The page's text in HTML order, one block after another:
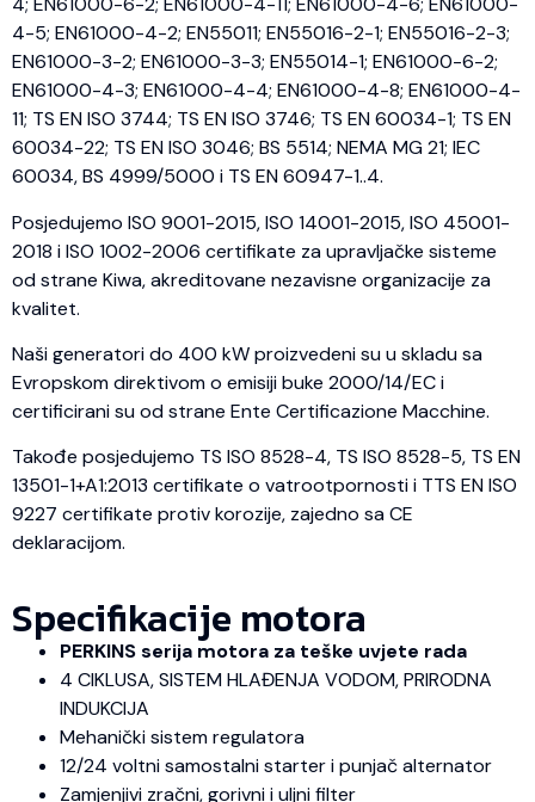
4-5; EN61000-4-2; EN55011; EN55016-2-1; EN55016-2-3;
EN61000-3-2; EN61000-3-3; EN55014-1; EN61000-6-2;
EN61000-4-3; EN61000-4-4; EN61000-4-8; EN61000-4-
11; TS EN ISO 3744; TS EN ISO 3746; TS EN 60034-1; TS EN
60034-22; TS EN ISO 3046; BS 5514; NEMA MG 21; IEC
60034, BS 4999/5000 i TS EN 60947-1..4.
Posjedujemo ISO 9001-2015, ISO 14001-2015, ISO 45001-
2018 i ISO 1002-2006 certifikate za upravljačke sisteme
od strane Kiwa, akreditovane nezavisne organizacije za
kvalitet.
Naši generatori do 400 kW proizvedeni su u skladu sa
Evropskom direktivom o emisiji buke 2000/14/EC i
certificirani su od strane Ente Certificazione Macchine.
Takođe posjedujemo TS ISO 8528-4, TS ISO 8528-5, TS EN
13501-1+A1:2013 certifikate o vatrootpornosti i TTS EN ISO
9227 certifikate protiv korozije, zajedno sa CE
deklaracijom.
Specifikacije motora
PERKINS serija motora za teške uvjete rada
4 CIKLUSA, SISTEM HLAĐENJA VODOM, PRIRODNA
INDUKCIJA
Mehanički sistem regulatora
12/24 voltni samostalni starter i punjač alternator
Zamjenjivi zračni, gorivni i uljni filter